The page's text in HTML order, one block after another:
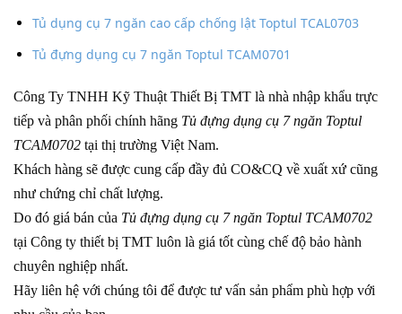
Tủ dụng cụ 7 ngăn cao cấp chống lật Toptul TCAL0703
Tủ đựng dụng cụ 7 ngăn Toptul TCAM0701
Công Ty TNHH Kỹ Thuật Thiết Bị TMT là nhà nhập khẩu trực
tiếp và phân phối chính hãng Tủ đựng dụng cụ 7 ngăn Toptul
TCAM0702 tại thị trường Việt Nam.
Khách hàng sẽ được cung cấp đầy đủ CO&CQ về xuất xứ cũng
như chứng chỉ chất lượng.
Do đó giá bán của Tủ đựng dụng cụ 7 ngăn Toptul TCAM0702
tại Công ty thiết bị TMT luôn là giá tốt cùng chế độ bảo hành
chuyên nghiệp nhất.
Hãy liên hệ với chúng tôi để được tư vấn sản phẩm phù hợp với